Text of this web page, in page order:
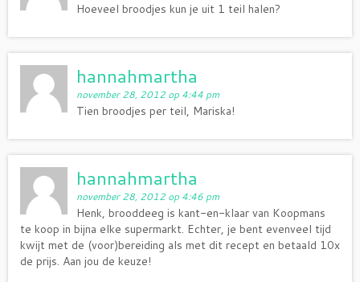
Hoeveel broodjes kun je uit 1 teil halen?
hannahmartha
november 28, 2012 op 4:44 pm
Tien broodjes per teil, Mariska!
hannahmartha
november 28, 2012 op 4:46 pm
Henk, brooddeeg is kant-en-klaar van Koopmans
te koop in bijna elke supermarkt. Echter, je bent evenveel tijd
kwijt met de (voor)bereiding als met dit recept en betaald 10x
de prijs. Aan jou de keuze!